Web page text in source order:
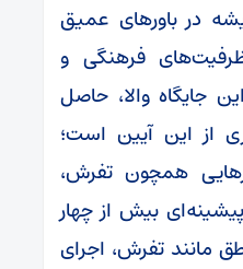
در باورهای عمیق
فرهنگی و
جایگاه والا، حاصل
از این آیین است؛
همچون تفرش،
بیش از چهار
مانند تفرش، اجرای